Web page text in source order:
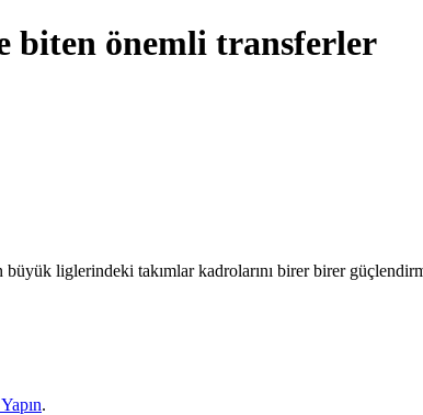
biten önemli transferler
liglerindeki takımlar kadrolarını birer birer
.